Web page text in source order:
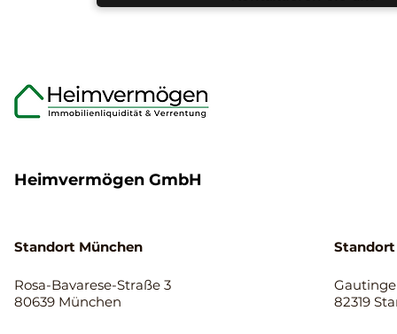
Heimvermögen GmbH
Standort München
Rosa-Bavarese-Straße 3
80639 München
82319